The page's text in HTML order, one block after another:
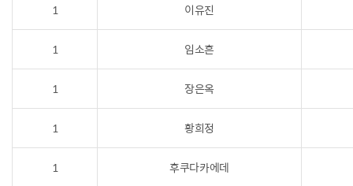
1 이유진
1 임소흔
1 장은옥
1 황희정
1 후쿠다카에데